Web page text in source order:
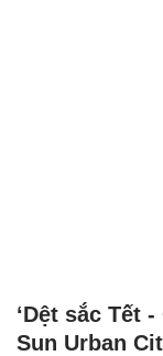
‘Dệt sắc Tết
Sun Urban